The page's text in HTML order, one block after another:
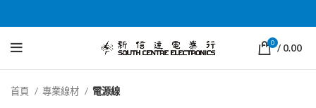
0 / 0.00
首頁 專業線材 電源線